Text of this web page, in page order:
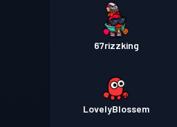
67rizzking
LovelyBlossem